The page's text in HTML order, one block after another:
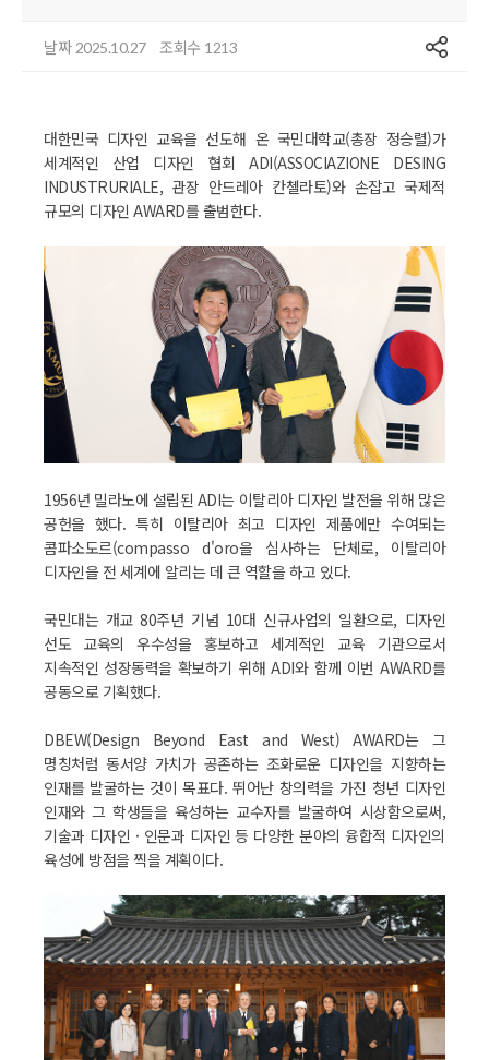
날짜 2025.10.27 조회수 1213 공유
대한민국 디자인 교육을 선도해 온 국민대학교(총장 정승렬)가
세계적인 산업 디자인 협회 ADI(ASSOCIAZIONE DESING
INDUSTRURIALE, 관장 안드레아 칸첼라토)와 손잡고 국제적
규모의 디자인 AWARD를 출범한다.
1956년 밀라노에 설립된 ADI는 이탈리아 디자인 발전을 위해 많은
공헌을 했다. 특히 이탈리아 최고 디자인 제품에만 수여되는
콤파소도르(compasso d'oro을 심사하는 단체로, 이탈리아
디자인을 전 세계에 알리는 데 큰 역할을 하고 있다.
국민대는 개교 80주년 기념 10대 신규사업의 일환으로, 디자인
선도 교육의 우수성을 홍보하고 세계적인 교육 기관으로서
지속적인 성장동력을 확보하기 위해 ADI와 함께 이번 AWARD를
공동으로 기획했다.
DBEW(Design Beyond East and West) AWARD는 그
명칭처럼 동서양 가치가 공존하는 조화로운 디자인을 지향하는
인재를 발굴하는 것이 목표다. 뛰어난 창의력을 가진 청년 디자인
인재와 그 학생들을 육성하는 교수자를 발굴하여 시상함으로써,
기술과 디자인 · 인문과 디자인 등 다양한 분야의 융합적 디자인의
육성에 방점을 찍을 계획이다.